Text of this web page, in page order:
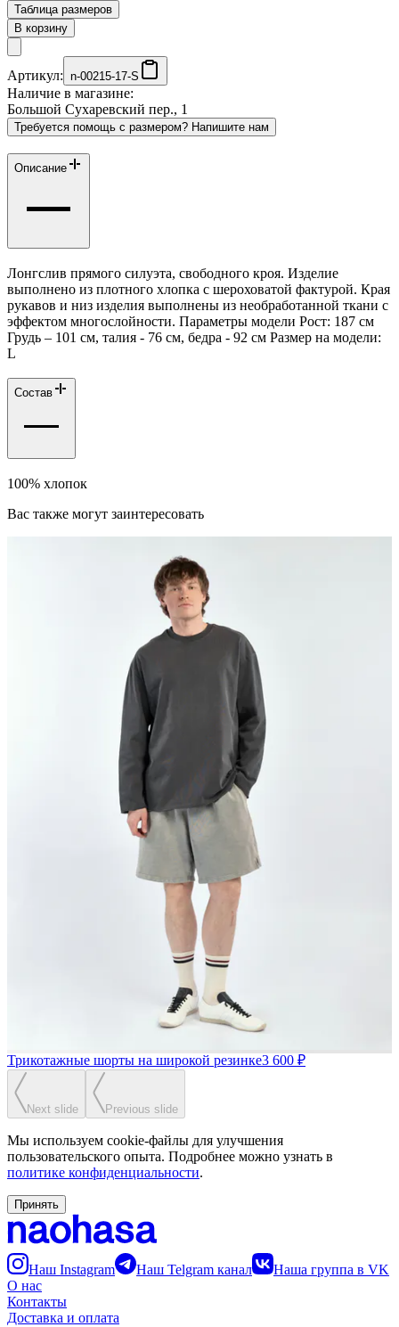
Таблица размеров
В корзину
Артикул: n-00215-17-S
Наличие в магазине:
Большой Сухаревский пер., 1
Требуется помощь с размером? Напишите нам
Описание
Лонгслив прямого силуэта, свободного кроя. Изделие
выполнено из плотного хлопка с шероховатой фактурой. Края
рукавов и низ изделия выполнены из необработанной ткани с
эффектом многослойности. Параметры модели Рост: 187 см
Грудь – 101 см, талия - 76 см, бедра - 92 см Размер на модели:
L
Состав
100% хлопок
Вас также могут заинтересовать
Трикотажные шорты на широкой резинке3 600 ₽
Next slide Previous slide
Мы используем cookie-файлы для улучшения
пользовательского опыта. Подробнее можно узнать в
политике конфиденциальности.
Принять
Наш Instagram Наш Telgram канал
Наша группа в VK
О нас
Контакты
Доставка и оплата